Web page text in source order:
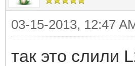
03-15-2013, 12:47
так это слили